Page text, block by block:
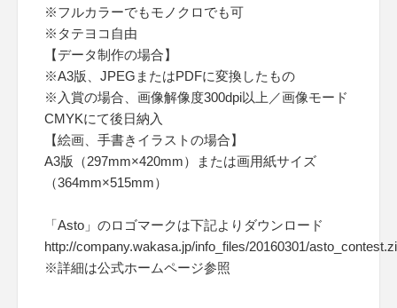
※フルカラーでもモノクロでも可
※タテヨコ自由
【データ制作の場合】
※A3版、JPEGまたはPDFに変換したもの
※入賞の場合、画像解像度300dpi以上／画像モード
CMYKにて後日納入
【絵画、手書きイラストの場合】
A3版（297mm×420mm）または画用紙サイズ
（364mm×515mm）
「Asto」のロゴマークは下記よりダウンロード
http://company.wakasa.jp/info_files/20160301/
※詳細は公式ホームページ参照